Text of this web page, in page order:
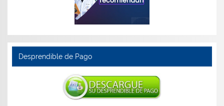
Desprendible de Pago